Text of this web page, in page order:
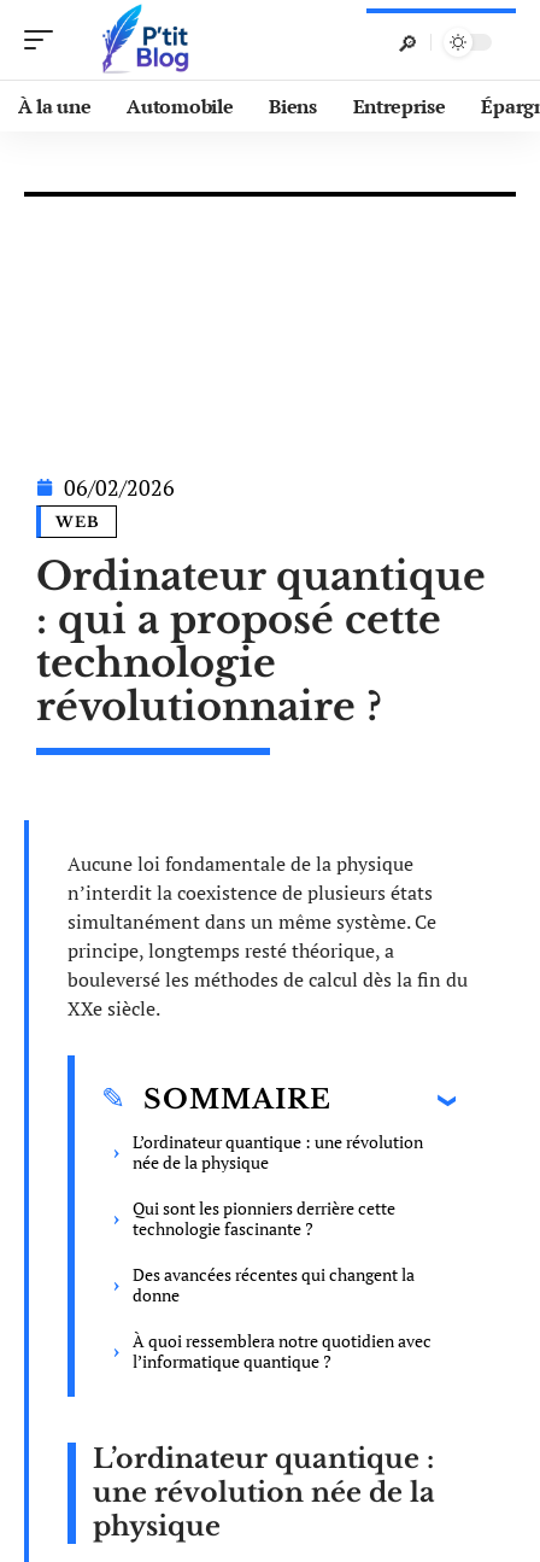
À la une Automobile Biens Entreprise
06/02/2026
WEB
Ordinateur quantique
: qui a proposé cette
technologie
révolutionnaire ?
Aucune loi fondamentale de la physique
n’interdit la coexistence de plusieurs états
simultanément dans un même système. Ce
principe, longtemps resté théorique, a
bouleversé les méthodes de calcul dès la fin du
XXe siècle.
SOMMAIRE
L’ordinateur quantique : une révolution
née de la physique
Qui sont les pionniers derrière cette
technologie fascinante ?
Des avancées récentes qui changent la
donne
À quoi ressemblera notre quotidien avec
l’informatique quantique ?
L’ordinateur quantique :
une révolution née de la
physique